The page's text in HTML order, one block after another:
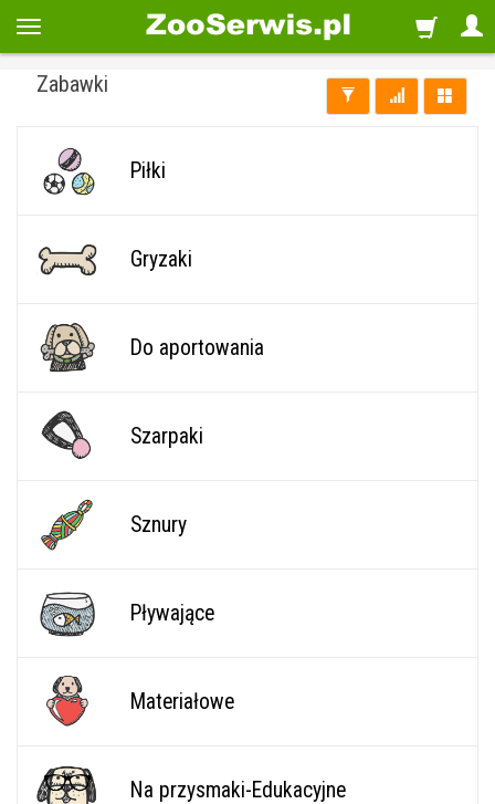
Zabawki
Piłki
Gryzaki
Do aportowania
Szarpaki
Sznury
Pływające
Materiałowe
Na przysmaki-Edukacyjne